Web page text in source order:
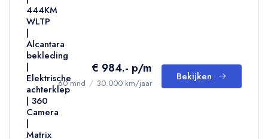
444KM
WLTP
|
Alcantara
bekleding
|
Elektrische
achterklep
| 360
Camera
|
Matrix
€ 984.- p/m
60 mnd / 30.000 km/jaar
Bekijken